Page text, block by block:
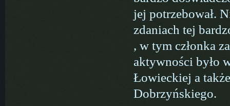
jej potrzebował.
zdaniach tej
, w tym członka
aktywności było
Łowieckiej a
Dobrzyńskiego.